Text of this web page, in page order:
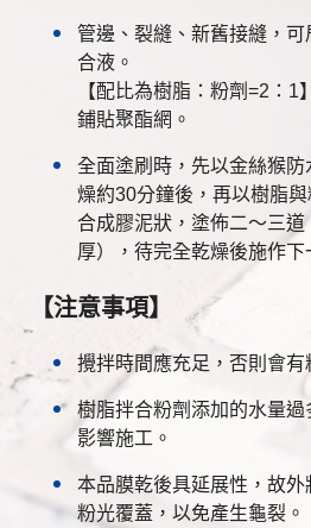
管邊、裂縫、新舊接縫，
合液。
【配比為樹脂：粉劑=2：
鋪貼聚酯網。
全面塗刷時，先以金絲猴
燥約30分鐘後，再以樹脂
合成膠泥狀，塗佈二～三
厚），待完全乾燥後施作下
【注意事項】
攪拌時間應充足，否則會有
樹脂拌合粉劑添加的水量過
影響施工。
本品膜乾後具延展性，故
粉光覆蓋，以免產生龜裂。